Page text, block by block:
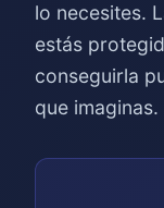
lo necesites.
estás
conseguirla
que imaginas.